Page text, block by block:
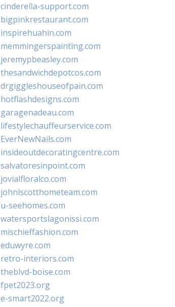
cinderella-support.com
bigpinkrestaurant.com
inspirehuahin.com
memmingerspainting.com
jeremypbeasley.com
thesandwichdepotcos.com
drgiggleshouseofpain.com
hotflashdesigns.com
garagenadeau.com
lifestylechauffeurservice.com
EverNewNails.com
insideoutdecoratingcentre.com
salvatoresinpoint.com
jovialfloralco.com
johnlscotthometeam.com
u-seehomes.com
watersportslagonissi.com
mischieffashion.com
eduwyre.com
retro-interiors.com
theblvd-boise.com
fpet2023.org
e-smart2022.org